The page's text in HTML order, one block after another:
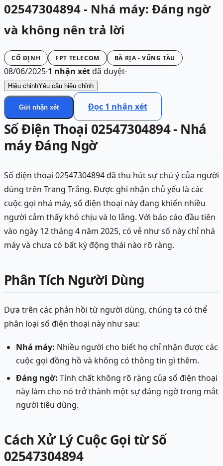
02547304894 - Nhá máy: Đáng ngờ
và không nên trả lời
CỐ ĐỊNH FPT TELECOM BÀ RỊA - VŨNG TÀU
08/06/2025·1 nhận xétđã duyệt·
Hiệu chỉnhYêu cầu hiệu chỉnh
Gửi nhận xét Đọc 1 nhận xét
Số Điện Thoại 02547304894 - Nhá
máy Đáng Ngờ
Số điện thoại 02547304894 đã thu hút sự chú ý của người
dùng trên Trang Trắng. Được ghi nhận chủ yếu là các
cuộc gọi nhá máy, số điện thoại này đang khiến nhiều
người cảm thấy khó chịu và lo lắng. Với báo cáo đầu tiên
vào ngày 12 tháng 4 năm 2025, có vẻ như số này chỉ nhá
máy và chưa có bất kỳ động thái nào rõ ràng.
Phân Tích Người Dùng
Dựa trên các phản hồi từ người dùng, chúng ta có thể
phân loại số điện thoại này như sau:
Nhá máy: Nhiều người cho biết họ chỉ nhận được các
cuộc gọi đồng hồ và không có thông tin gì thêm.
Đáng ngờ: Tính chất không rõ ràng của số điện thoại
này làm cho nó trở thành một sự đáng ngờ trong mắt
người tiêu dùng.
Cách Xử Lý Cuộc Gọi từ Số
02547304894